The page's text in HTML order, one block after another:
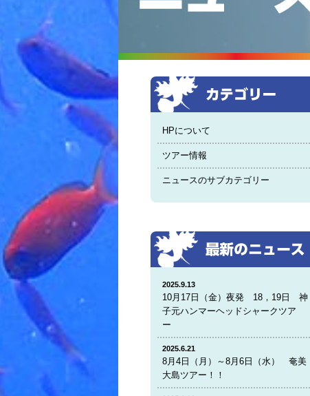
HPについて
ツアー情報
ニュースのサブカテゴリー
2025.9.13
10月17日（金）夜発 18，19日 神
子元ハンマーヘッドシャークツア
ー
2025.6.21
8月4日（月）～8月6日（水） 奄美
大島ツアー！！